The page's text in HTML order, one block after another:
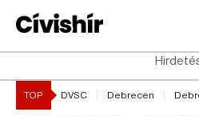
TOP DVSC Debrecen